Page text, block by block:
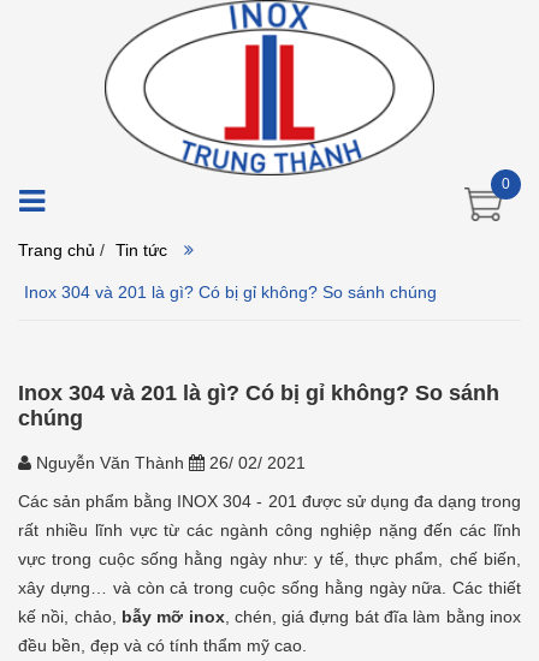
0
Trang chủ / Tin tức
Inox 304 và 201 là gì? Có bị gỉ không? So sánh chúng
Inox 304 và 201 là gì? Có bị gỉ không? So sánh
chúng
Nguyễn Văn Thành
26/ 02/ 2021
Các sản phẩm bằng INOX 304 - 201 được sử dụng đa dạng trong
rất nhiều lĩnh vực từ các ngành công nghiệp nặng đến các lĩnh
vực trong cuộc sống hằng ngày như: y tế, thực phẩm, chế biến,
xây dựng… và còn cả trong cuộc sống hằng ngày nữa. Các thiết
kế nồi, chảo, bẫy mỡ inox, chén, giá đựng bát đĩa làm bằng inox
đều bền, đẹp và có tính thẩm mỹ cao.